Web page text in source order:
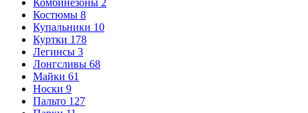
Комбинезоны 2
Костюмы 8
Купальники 10
Куртки 178
Легинсы 3
Лонгсливы 68
Майки 61
Носки 9
Пальто 127